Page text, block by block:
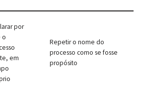
por
o
em
Repetir o nome do
processo como se fosse
propósito